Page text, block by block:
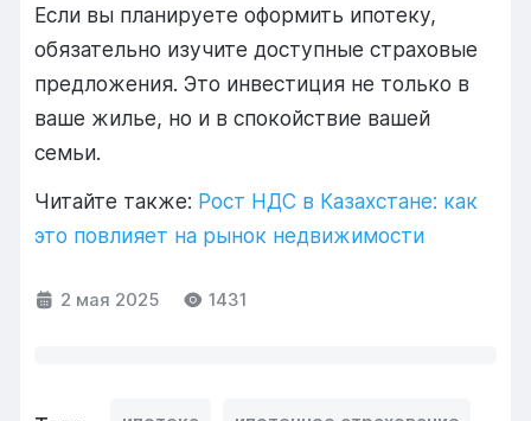
Если вы планируете оформить ипотеку,
обязательно изучите доступные страховые
предложения. Это инвестиция не только в
ваше жилье, но и в спокойствие вашей
семьи.
Читайте также: Рост НДС в Казахстане: как
это повлияет на рынок недвижимости
2 мая 2025 1431